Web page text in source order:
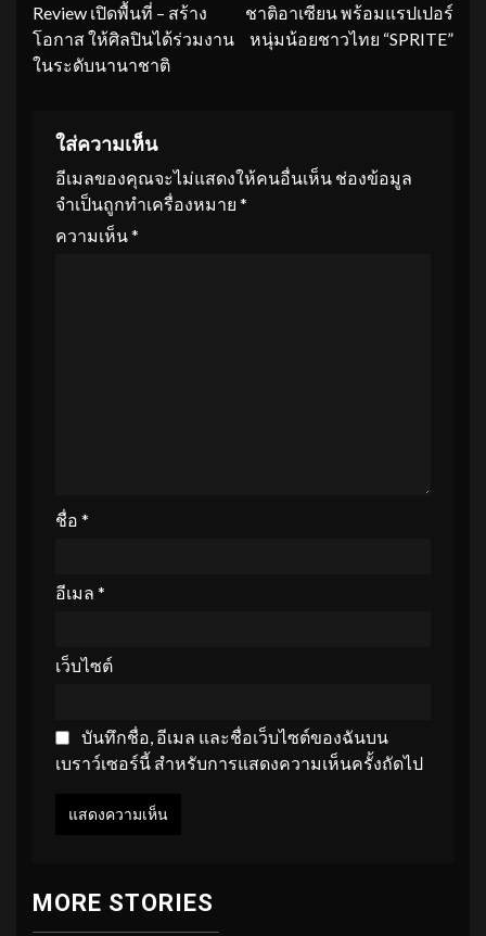
Review เปิดพื้นที่ – สร้าง
โอกาส ให้ศิลปินได้ร่วมงาน
ในระดับนานาชาติ
ชาติอาเซียน พร้อมแรปเปอร์
หนุ่มน้อยชาวไทย “SPRITE”
ใส่ความเห็น
อีเมลของคุณจะไม่แสดงให้คนอื่นเห็น ช่องข้อมูล
จำเป็นถูกทำเครื่องหมาย *
ความเห็น*
ชื่อ *
อีเมล *
เว็บไซต์
บันทึกชื่อ, อีเมล และชื่อเว็บไซต์ของฉันบน
เบราว์เซอร์นี้ สำหรับการแสดงความเห็นครั้งถัดไป
MORE STORIES